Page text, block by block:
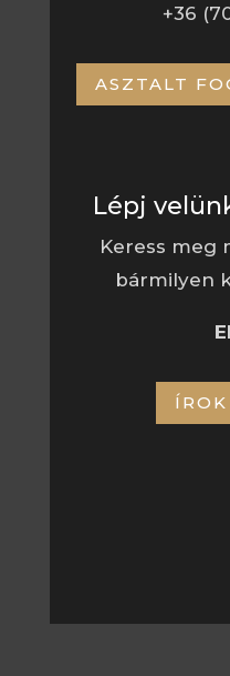
+36
ASZTALT
Lépj
Keress meg
bármilyen